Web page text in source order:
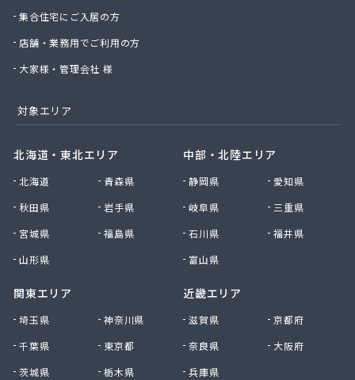
集合住宅にご入居の方
店舗・業務用でご利用の方
大家様・管理会社 様
対象エリア
北海道・東北エリア
北海道
青森県
秋田県
岩手県
宮城県
福島県
山形県
関東エリア
埼玉県
神奈川県
千葉県
東京都
茨城県
栃木県
中部・北陸エリア
静岡県
愛知県
岐阜県
三重県
石川県
福井県
富山県
近畿エリア
滋賀県
京都府
奈良県
大阪府
兵庫県